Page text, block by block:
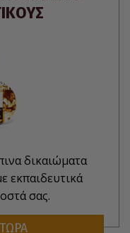
δικαιώματα
εκπαιδευτικά
σας.